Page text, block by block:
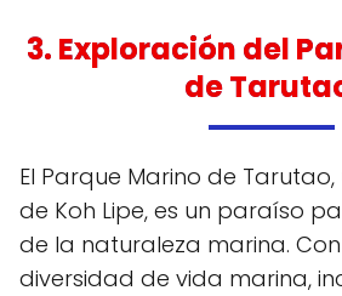
3. Exploración del
de
El Parque Marino de
de Koh Lipe, es un paraíso
de la naturaleza marina.
diversidad de vida marina,